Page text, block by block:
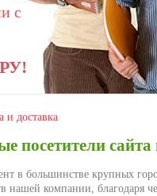
с
и доставка
посетители
в большинстве крупных
нашей компании, благодаря